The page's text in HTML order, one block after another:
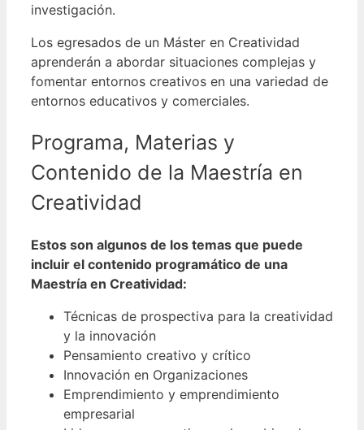
investigación.
Los egresados de un Máster en Creatividad
aprenderán a abordar situaciones complejas y
fomentar entornos creativos en una variedad de
entornos educativos y comerciales.
Programa, Materias y
Contenido de la Maestría en
Creatividad
Estos son algunos de los temas que puede
incluir el contenido programático de una
Maestría en Creatividad:
Técnicas de prospectiva para la creatividad
y la innovación
Pensamiento creativo y crítico
Innovación en Organizaciones
Emprendimiento y emprendimiento
empresarial